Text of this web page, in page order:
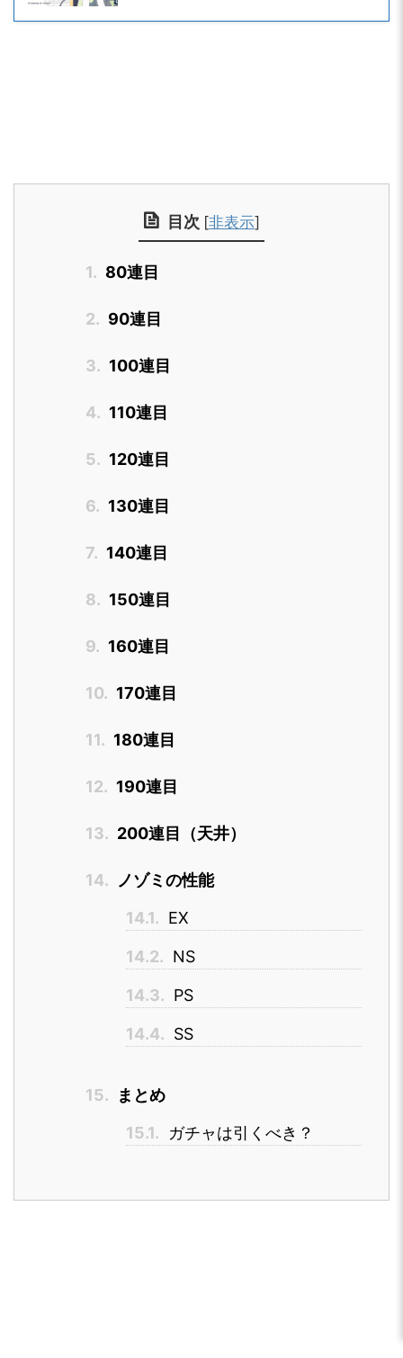
目次 [非表示]
1. 80連目
2. 90連目
3. 100連目
4. 110連目
5. 120連目
6. 130連目
7. 140連目
8. 150連目
9. 160連目
10. 170連目
11. 180連目
12. 190連目
13. 200連目（天井）
14.
ノゾミの性能
14.1. EX
14.2. NS
14.3. PS
14.4. SS
15.
まとめ
15.1.
ガチャは引くべき？